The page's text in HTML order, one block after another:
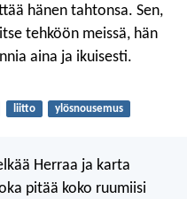
hänen tahtonsa. Sen,
tehköön meissä, hän
aina ja ikuisesti.
liitto ylösnousemus
Herraa ja karta
pitää koko ruumiisi